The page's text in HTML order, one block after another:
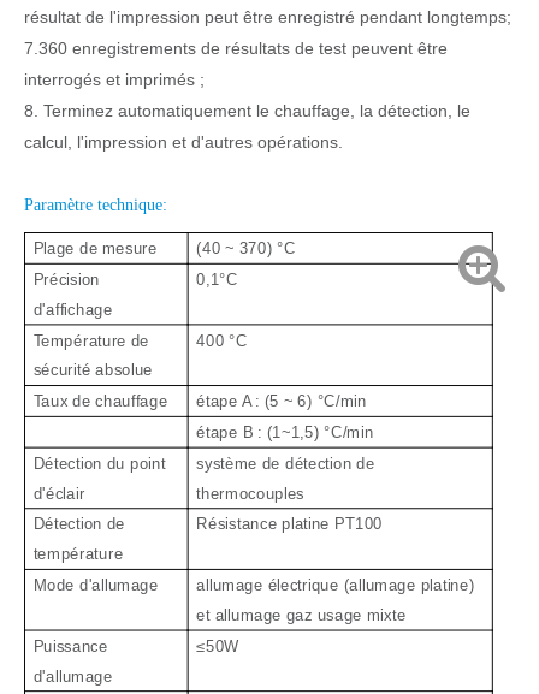
résultat de l'impression peut être enregistré pendant longtemps;
7.360 enregistrements de résultats de test peuvent être
interrogés et imprimés ;
8. Terminez automatiquement le chauffage, la détection, le
calcul, l'impression et d'autres opérations.
Paramètre technique:
Plage de mesure (40 ~ 370) °C
Précision
d'affichage
0,1°C
Température de
sécurité absolue
400 °C
Taux de chauffage étape A : (5 ~ 6) °C/min
étape B : (1~1,5) °C/min
Détection du point
d'éclair
système de détection de
thermocouples
Détection de
température
Résistance platine PT100
Mode d'allumage allumage électrique (allumage platine)
et allumage gaz usage mixte
Puissance
d'allumage
≤50W